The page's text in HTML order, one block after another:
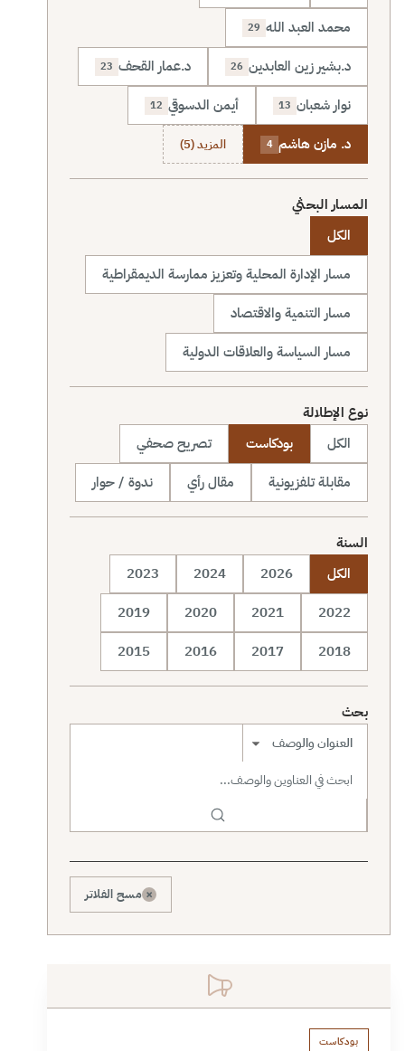
محمد العبد الله 29
د.بشير زين العابدين 26 د.عمار القحف 23
نوار شعبان 13 أيمن الدسوقي 12
د. مازن هاشم 4 المزيد (5)
المسار البحثي
الكل
مسار الإدارة المحلية وتعزيز ممارسة الديمقراطية
مسار التنمية والاقتصاد
مسار السياسة والعلاقات الدولية
نوع الإطلالة
الكل
بودكاست
تصريح صحفي
مقابلة تلفزيونية
مقال رأي ندوة / حوار
السنة
الكل
2026
2024
2023
2022
2021
2020
2019
2018
2017
2016
2015
بحث
نطاق البحث
× مسح الفلاتر
بودكاست